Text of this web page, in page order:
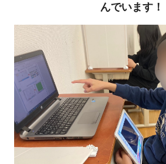
んでいます！